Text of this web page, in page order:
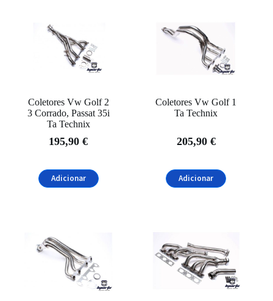
Coletores Vw Golf 2
3 Corrado, Passat 35i
Ta Technix
195,90€
Adicionar
Coletores Vw Golf 1
Ta Technix
205,90 €
Adicionar